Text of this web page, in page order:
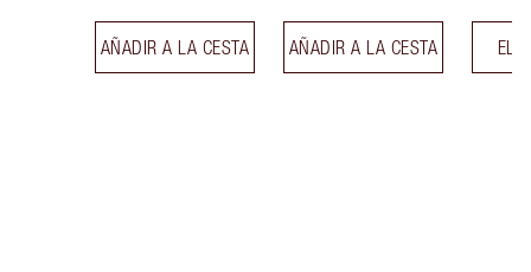
AÑADIR A LA CESTA AÑADIR A LA CESTA